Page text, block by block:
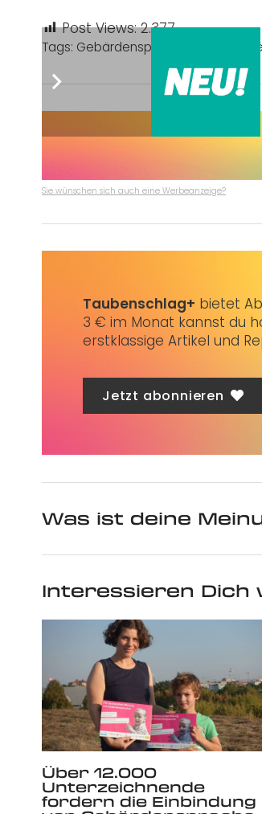
Post Views: 2.377
Tags: Gebärdensprache Hochschule
Sie wünschen sich auch eine Werbeanzeige?
Taubenschlag+ bietet
3 € im Monat kannst du
erstklassige Artikel und
Jetzt abonnieren
Was ist deine
Interessieren Dich
Über 12.000
Unterzeichnende
fordern die Einbindung